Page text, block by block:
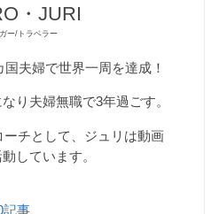
・JURI
ー/トラベラー
夫婦で世界一周を達成！
り夫婦無職で3年過ごす。
チとして、ジュリは動画
しています。
記事